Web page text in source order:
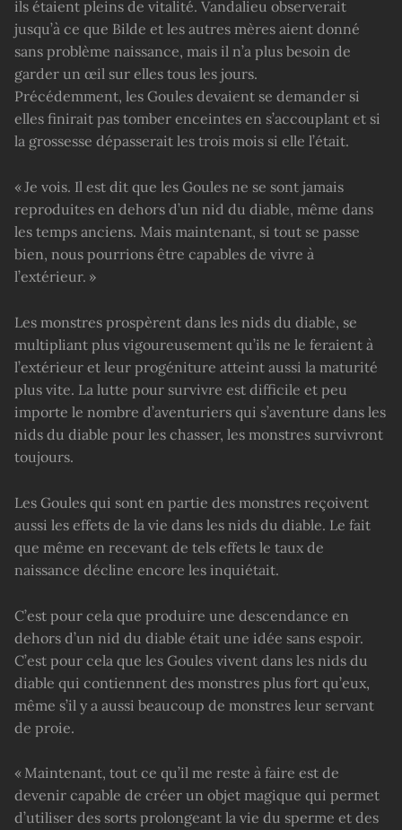
ils étaient pleins de vitalité. Vandalieu observerait
jusqu’à ce que Bilde et les autres mères aient donné
sans problème naissance, mais il n’a plus besoin de
garder un œil sur elles tous les jours.
Précédemment, les Goules devaient se demander si
elles finirait pas tomber enceintes en s’accouplant et si
la grossesse dépasserait les trois mois si elle l’était.
« Je vois. Il est dit que les Goules ne se sont jamais
reproduites en dehors d’un nid du diable, même dans
les temps anciens. Mais maintenant, si tout se passe
bien, nous pourrions être capables de vivre à
l’extérieur. »
Les monstres prospèrent dans les nids du diable, se
multipliant plus vigoureusement qu’ils ne le feraient à
l’extérieur et leur progéniture atteint aussi la maturité
plus vite. La lutte pour survivre est difficile et peu
importe le nombre d’aventuriers qui s’aventure dans les
nids du diable pour les chasser, les monstres survivront
toujours.
Les Goules qui sont en partie des monstres reçoivent
aussi les effets de la vie dans les nids du diable. Le fait
que même en recevant de tels effets le taux de
naissance décline encore les inquiétait.
C’est pour cela que produire une descendance en
dehors d’un nid du diable était une idée sans espoir.
C’est pour cela que les Goules vivent dans les nids du
diable qui contiennent des monstres plus fort qu’eux,
même s’il y a aussi beaucoup de monstres leur servant
de proie.
« Maintenant, tout ce qu’il me reste à faire est de
devenir capable de créer un objet magique qui permet
d’utiliser des sorts prolongeant la vie du sperme et des